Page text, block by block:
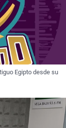
Egipto desde su